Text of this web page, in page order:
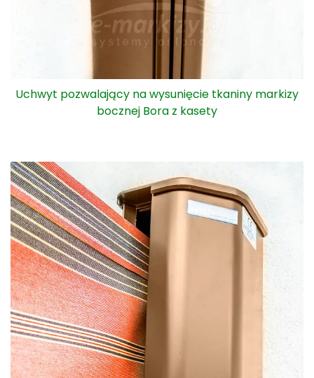
Kaseta szczelnie chroni tkaninę poszycia przed
wpływem oddziaływania czynników